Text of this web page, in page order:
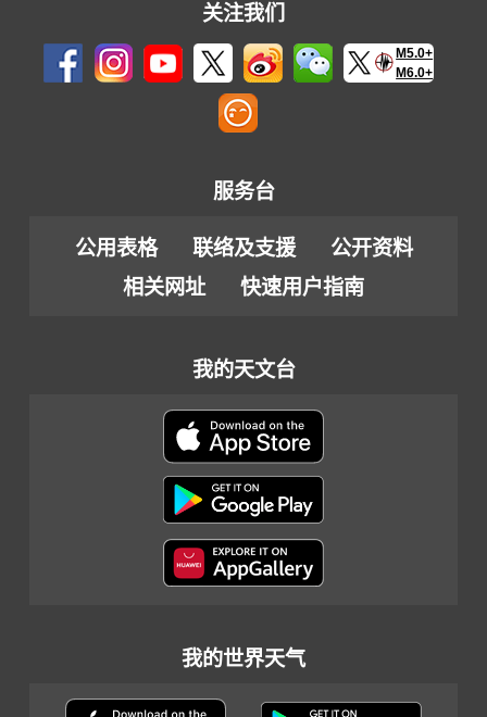
关注我们
M5.0+
M6.0+
服务台
公用表格 联络及支援
公开资料
相关网址
快速用户指南
我的天文台
我的世界天气